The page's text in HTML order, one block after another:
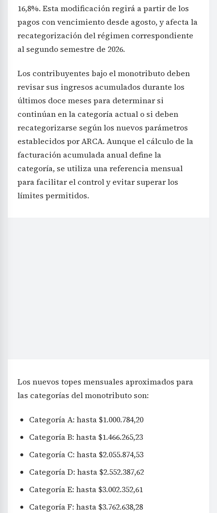
16,8%. Esta modificación regirá a partir de los
pagos con vencimiento desde agosto, y afecta la
recategorización del régimen correspondiente
al segundo semestre de 2026.
Los contribuyentes bajo el monotributo deben
revisar sus ingresos acumulados durante los
últimos doce meses para determinar si
continúan en la categoría actual o si deben
recategorizarse según los nuevos parámetros
establecidos por ARCA. Aunque el cálculo de la
facturación acumulada anual define la
categoría, se utiliza una referencia mensual
para facilitar el control y evitar superar los
límites permitidos.
Los nuevos topes mensuales aproximados para
las categorías del monotributo son:
Categoría A: hasta $1.000.784,20
Categoría B: hasta $1.466.265,23
Categoría C: hasta $2.055.874,53
Categoría D: hasta $2.552.387,62
Categoría E: hasta $3.002.352,61
Categoría F: hasta $3.762.638,28